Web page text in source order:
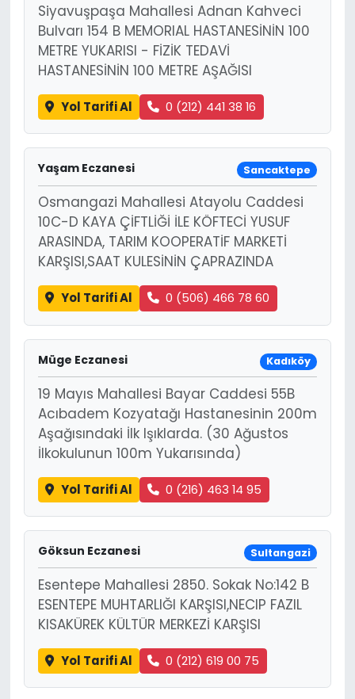
Siyavuşpaşa Mahallesi Adnan Kahveci
Bulvarı 154 B MEMORIAL HASTANESİNİN 100
METRE YUKARISI - FİZİK TEDAVİ
HASTANESİNİN 100 METRE AŞAĞISI
Yol Tarifi Al 0 (212) 441 38 16
Yaşam Eczanesi Sancaktepe
Osmangazi Mahallesi Atayolu Caddesi
10C-D KAYA ÇİFTLİĞİ İLE KÖFTECİ YUSUF
ARASINDA, TARIM KOOPERATİF MARKETİ
KARŞISI,SAAT KULESİNİN ÇAPRAZINDA
Yol Tarifi Al 0 (506) 466 78 60
Müge Eczanesi Kadıköy
19 Mayıs Mahallesi Bayar Caddesi 55B
Acıbadem Kozyatağı Hastanesinin 200m
Aşağısındaki İlk Işıklarda. (30 Ağustos
İlkokulunun 100m Yukarısında)
Yol Tarifi Al 0 (216) 463 14 95
Göksun Eczanesi Sultangazi
Esentepe Mahallesi 2850. Sokak No:142 B
ESENTEPE MUHTARLIĞI KARŞISI,NECIP FAZIL
KISAKÜREK KÜLTÜR MERKEZİ KARŞISI
Yol Tarifi Al 0 (212) 619 00 75